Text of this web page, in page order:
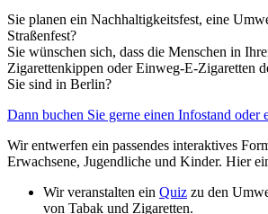
Sie planen ein Nachhaltigkeitsfest, eine
Straßenfest?
Sie wünschen sich, dass die Menschen in
Zigarettenkippen oder Einweg-E-Zigaretten
Sie sind in Berlin?
Dann buchen Sie gerne einen Infostand oder
Wir entwerfen ein passendes interaktives
Erwachsene, Jugendliche und Kinder. Hier
Wir veranstalten ein Quiz zu den
von Tabak und Zigaretten.